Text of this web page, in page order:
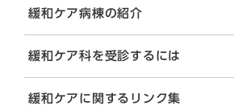
緩和ケア病棟の紹介
緩和ケア科を受診するには
緩和ケアに関するリンク集